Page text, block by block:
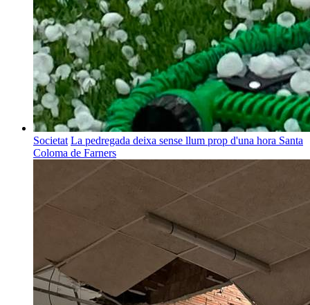
Societat La pedregada deixa sense llum prop d'una hora Santa
Coloma de Farners